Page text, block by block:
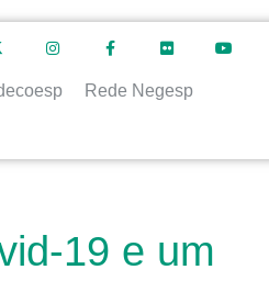
Rede Negesp
19 e um